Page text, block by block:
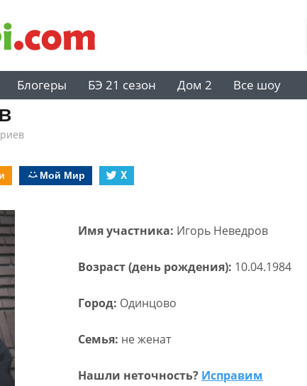
Блогеры БЭ 21 сезон Дом 2 Все шоу
Мой Мир X
Имя участника: Игорь Неведров
Возраст (день рождения): 10.04.1984
Город: Одинцово
Семья: не женат
Нашли неточность? Исправим